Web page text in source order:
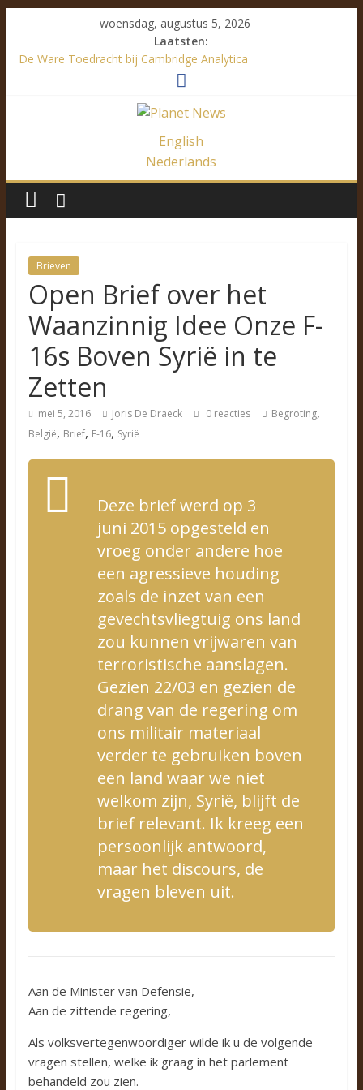
woensdag, augustus 5, 2026
Laatsten:
De Ware Toedracht bij Cambridge Analytica
Een linkse verdediging van het NVA standpunt over Marrakesh
English
Nederlands
Brieven
Open Brief over het
Waanzinnig Idee Onze F-
16s Boven Syrië in te
Zetten
mei 5, 2016 Joris De Draeck 0 reacties Begroting,
België, Brief, F-16, Syrië
Deze brief werd op 3
juni 2015 opgesteld en
vroeg onder andere hoe
een agressieve houding
zoals de inzet van een
gevechtsvliegtuig ons land
zou kunnen vrijwaren van
terroristische aanslagen.
Gezien 22/03 en gezien de
drang van de regering om
ons militair materiaal
verder te gebruiken boven
een land waar we niet
welkom zijn, Syrië, blijft de
brief relevant. Ik kreeg een
persoonlijk antwoord,
maar het discours, de
vragen bleven uit.
Aan de Minister van Defensie,
Aan de zittende regering,
Als volksvertegenwoordiger wilde ik u de volgende
vragen stellen, welke ik graag in het parlement
behandeld zou zien.